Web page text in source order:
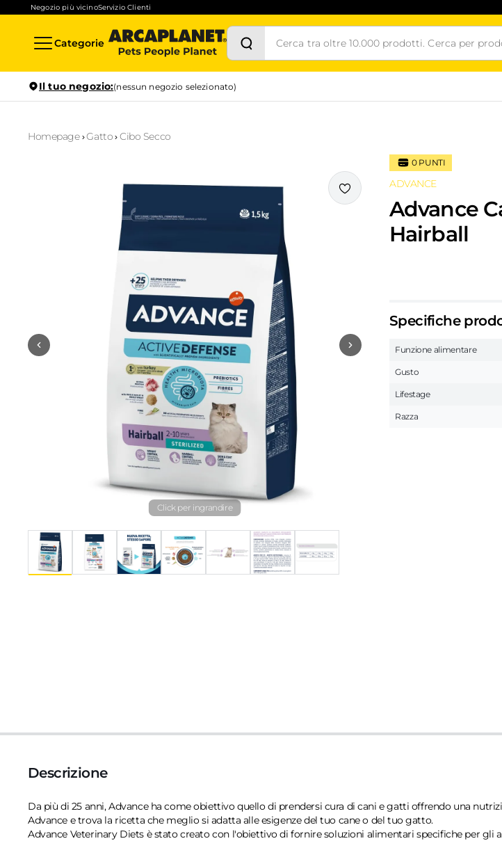
Negozio più vicinoServizio Clienti
Categorie
Il tuo negozio:(nessun negozio selezionato)
Scopri i servizi disponibili nel tuo store preferito e prenotali
Homepage Gatto Cibo Secco
0PUNTI
ADVANCE
Advance
Hairball
Recensioni
Click per ingrandire
Specifiche
Funzione alimentare
Gusto
Lifestage
Razza
Descrizione
Da più di 25 anni, Advance ha come obiettivo quello di prendersi cura di cani e gatti offrendo una
Advance e trova la ricetta che meglio si adatta alle esigenze del tuo cane o del tuo gatto.
Advance Veterinary Diets è stato creato con l'obiettivo di fornire soluzioni alimentari specifiche per gli